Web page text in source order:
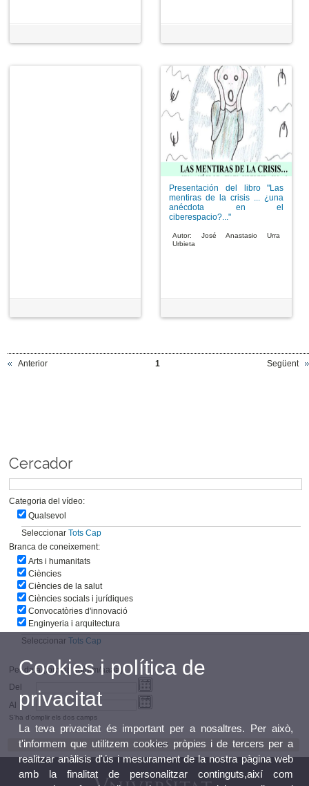
Presentación del libro "Las
mentiras de la crisis ... ¿una
anécdota en el
ciberespacio?..."
Autor: José Anastasio Urra
Urbieta
Anterior 1 Següent
Cercador
Categoria del vídeo:
Qualsevol
SeleccionarTots Cap
Branca de coneixement:
Arts i humanitats
Ciències
Ciències de la salut
Ciències socials i jurídiques
Convocatòries d'innovació
Enginyeria i arquitectura
SeleccionarTots Cap
Per data (format: dd/mm/aaaa)
Del
Al
S'ha d'omplir els dos camps
Cookies i política de
privacitat
La teva privacitat és important per a nosaltres. Per això,
t'informem que utilitzem cookies pròpies i de tercers per a
realitzar anàlisis d'ús i mesurament de la nostra pàgina web
amb la finalitat de personalitzar continguts,així com